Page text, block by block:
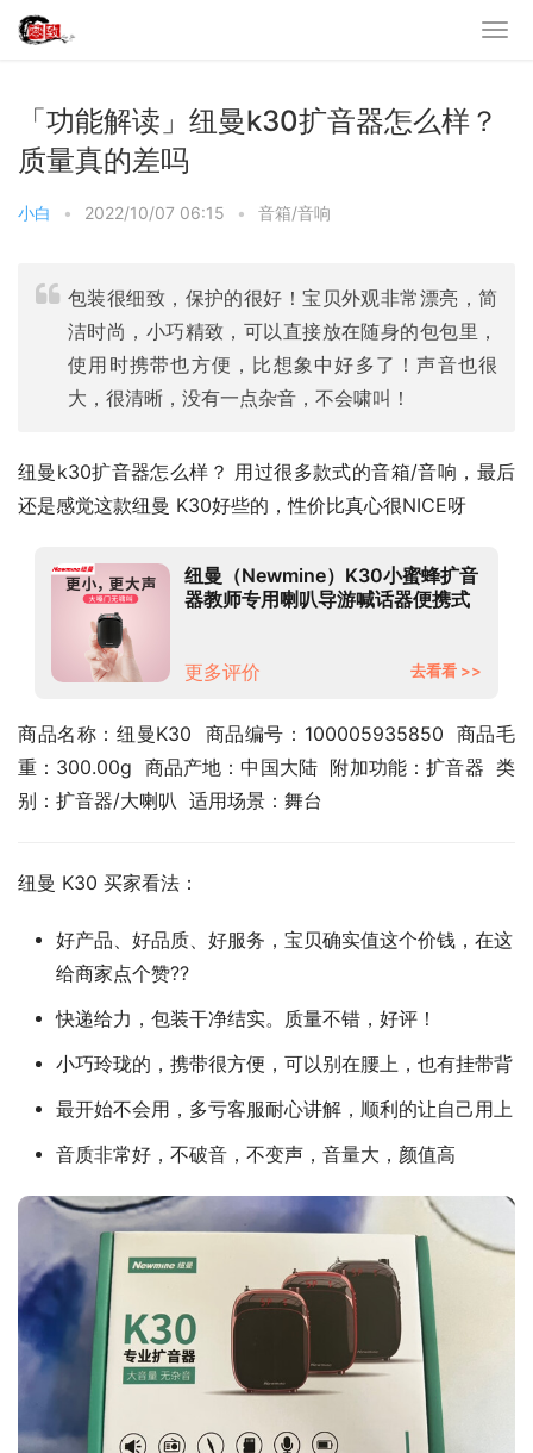
「功能解读」纽曼k30扩音器怎么样？
质量真的差吗
小白 • 2022/10/07 06:15 • 音箱/音响
包装很细致，保护的很好！宝贝外观非常漂亮，简
洁时尚，小巧精致，可以直接放在随身的包包里，
使用时携带也方便，比想象中好多了！声音也很
大，很清晰，没有一点杂音，不会啸叫！
纽曼k30扩音器怎么样？ 用过很多款式的音箱/音响，最后
还是感觉这款纽曼 K30好些的，性价比真心很NICE呀
纽曼（Newmine）K30小蜜蜂扩音
器教师专用喇叭导游喊话器便携式
更多评价
去看看 >>
商品名称：纽曼K30  商品编号：100005935850  商品毛
重：300.00g  商品产地：中国大陆  附加功能：扩音器  类
别：扩音器/大喇叭  适用场景：舞台
纽曼 K30 买家看法：
好产品、好品质、好服务，宝贝确实值这个价钱，在这
给商家点个赞??
快递给力，包装干净结实。质量不错，好评！
小巧玲珑的，携带很方便，可以别在腰上，也有挂带背
最开始不会用，多亏客服耐心讲解，顺利的让自己用上
音质非常好，不破音，不变声，音量大，颜值高